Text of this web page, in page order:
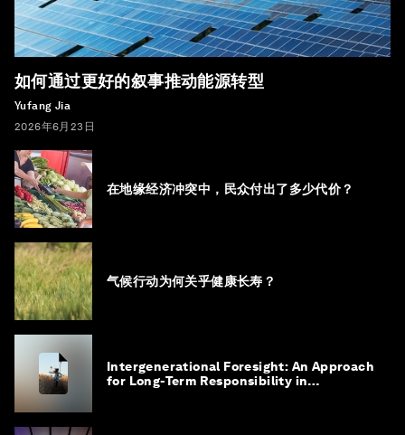
如何通过更好的叙事推动能源转型
Yufang Jia
2026年6月23日
在地缘经济冲突中，民众付出了多少代价？
气候行动为何关乎健康长寿？
Intergenerational Foresight: An Approach
for Long-Term Responsibility in